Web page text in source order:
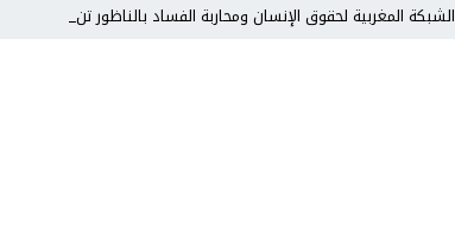
الشبكة المغربية لحقوق الإنسان ومحاربة الفساد بالناظور تندد بأحداث _